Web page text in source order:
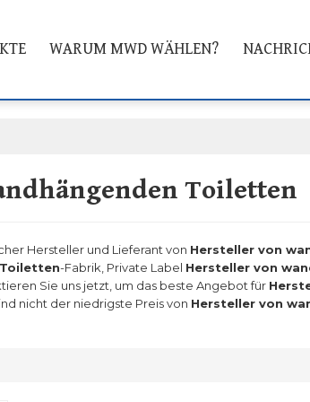
WARUM MWD WÄHLEN?
Toiletten
Hersteller und Lieferant von Hersteller von
-Fabrik, Private Label Hersteller von
Sie uns jetzt, um das beste Angebot für
nicht der niedrigste Preis von Hersteller von